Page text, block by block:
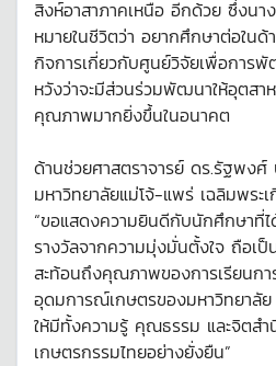
สิงห์อาสาภาคเหนือ อีกด้วย ซึ่งน
หมายในชีวิตว่า อยากศึกษาต่อในด้
กิจการเกี่ยวกับศูนย์วิจัยเพื่อการ
หวังว่าจะมีส่วนร่วมพัฒนาให้อุตสา
คุณภาพมากยิ่งขึ้นในอนาคต
ด้านช่วยศาสตราจารย์ ดร.รัฐพง
มหาวิทยาลัยแม่โจ้-แพร่ เฉลิมพระ
“ขอแสดงความยินดีกับนักศึกษาที่ไ
รางวัลจากความมุ่งมั่นตั้งใจ ถือเ
สะท้อนถึงคุณภาพของการเรียนก
อุดมการณ์เกษตรของมหาวิทยาลั
ให้มีทั้งความรู้ คุณธรรม และจิตส
เกษตรกรรมไทยอย่างยั่งยืน”